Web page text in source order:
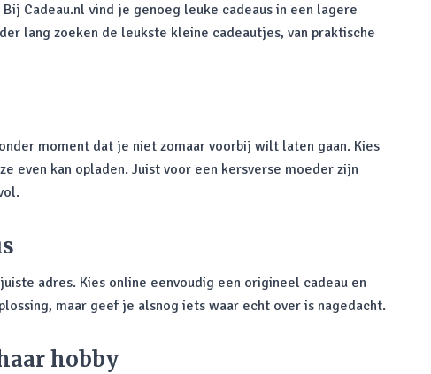
Cadeau.nl vind je genoeg leuke cadeaus in een lagere
lang zoeken de leukste kleine cadeautjes, van praktische
moment dat je niet zomaar voorbij wilt laten gaan. Kies
even kan opladen. Juist voor een kersverse moeder zijn
adres. Kies online eenvoudig een origineel cadeau en
maar geef je alsnog iets waar echt over is nagedacht.
hobby